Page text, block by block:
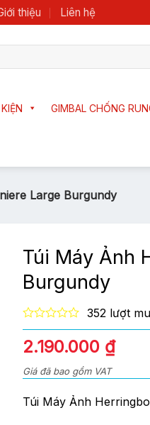
thiệu Liên hệ
GIMBAL CHỐNG
Large Burgundy
Túi Máy Ảnh
Burgundy
0
out
of
352 lượt
Giá
gốc
là:
2.400.000 ₫.
2.190.000 ₫Giá
tại
là:
Giá đã bao gồm VAT
Túi Máy Ảnh